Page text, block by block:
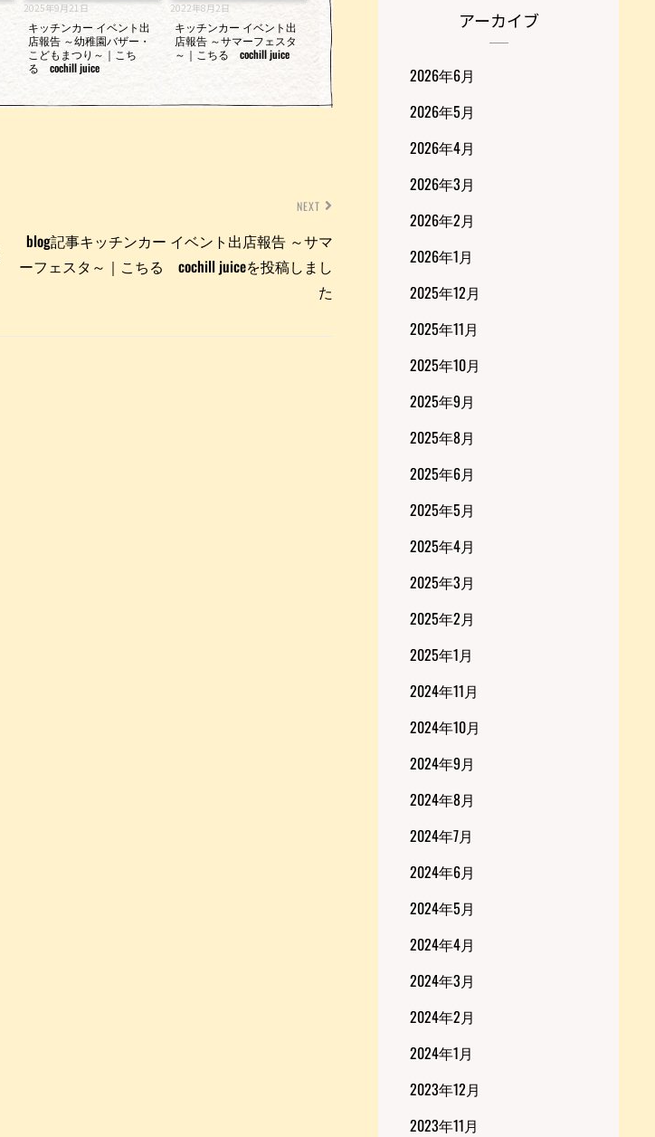
2025年9月21日
キッチンカー イベント出
店報告 ～幼稚園バザー・
こどもまつり～｜こち
る cochill juice
2022年8月2日
キッチンカー イベント出
店報告 ～サマーフェスタ
～｜こちる cochill juice
NEXT
blog記事キッチンカー イベント出店報告 ～サマ
ーフェスタ～｜こちる cochill juiceを投稿しまし
た
アーカイブ
2026年6月
2026年5月
2026年4月
2026年3月
2026年2月
2026年1月
2025年12月
2025年11月
2025年10月
2025年9月
2025年8月
2025年6月
2025年5月
2025年4月
2025年3月
2025年2月
2025年1月
2024年11月
2024年10月
2024年9月
2024年8月
2024年7月
2024年6月
2024年5月
2024年4月
2024年3月
2024年2月
2024年1月
2023年12月
2023年11月